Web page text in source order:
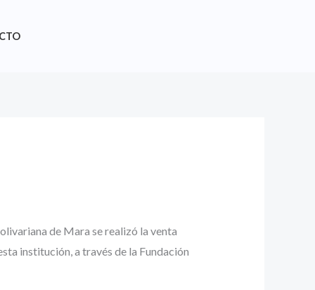
de Mara se realizó la venta
institución, a través de la Fundación